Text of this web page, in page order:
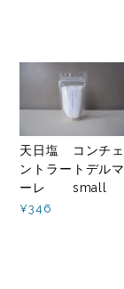
天日塩 コンチェ
ントラートデルマ
ーレ small
¥346